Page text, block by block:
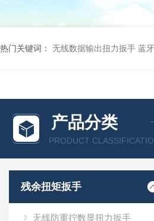
热门关键词： 无线数据输出扭力扳手 蓝
产品分类
PRODUCT
残余扭矩扳手
无线防重拧数显扭力扳手